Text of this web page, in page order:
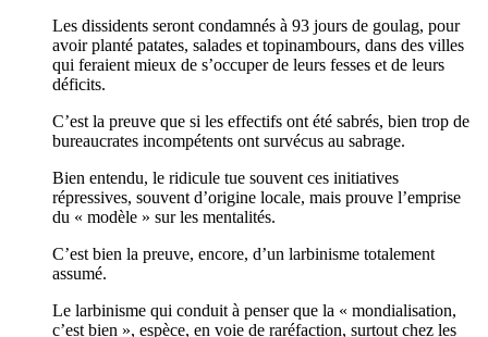
Les dissidents seront condamnés à 93 jours de goulag, pour
avoir planté patates, salades et topinambours, dans des villes
qui feraient mieux de s’occuper de leurs fesses et de leurs
déficits.
C’est la preuve que si les effectifs ont été sabrés, bien trop de
bureaucrates incompétents ont survécus au sabrage.
Bien entendu, le ridicule tue souvent ces initiatives
répressives, souvent d’origine locale, mais prouve l’emprise
du « modèle » sur les mentalités.
C’est bien la preuve, encore, d’un larbinisme totalement
assumé.
Le larbinisme qui conduit à penser que la « mondialisation,
c’est bien », espèce, en voie de raréfaction, surtout chez les